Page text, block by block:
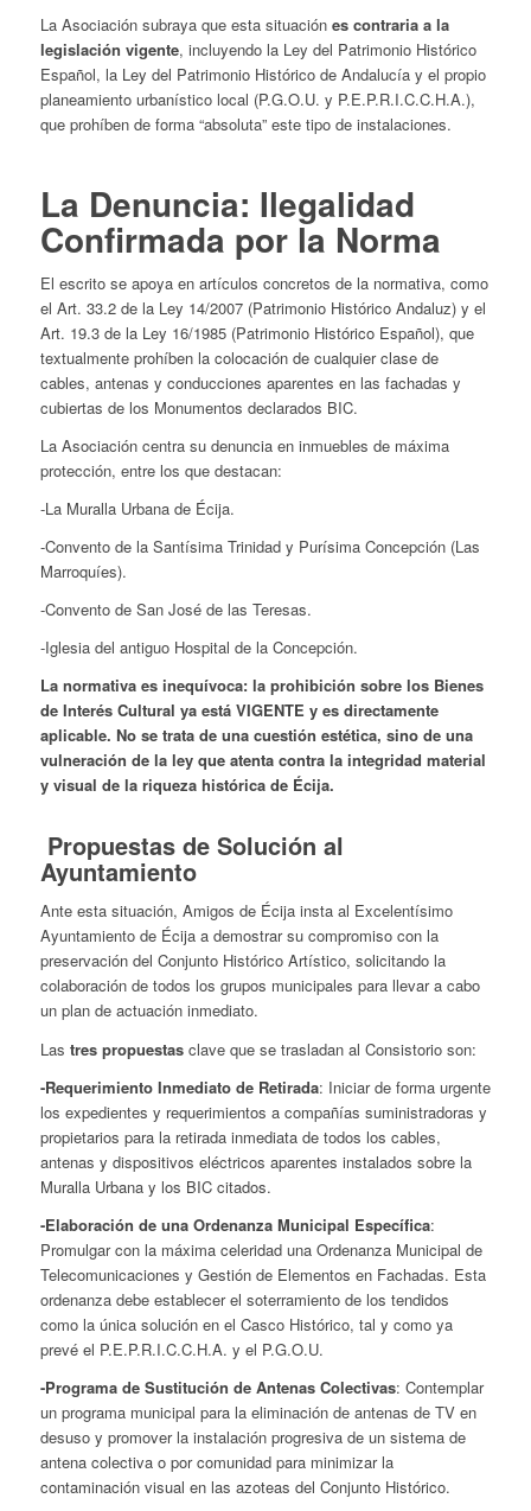
La Asociación subraya que esta situación es contraria a la
legislación vigente, incluyendo la Ley del Patrimonio Histórico
Español, la Ley del Patrimonio Histórico de Andalucía y el propio
planeamiento urbanístico local (P.G.O.U. y P.E.P.R.I.C.C.H.A.),
que prohíben de forma “absoluta” este tipo de instalaciones.
La Denuncia: Ilegalidad
Confirmada por la Norma
El escrito se apoya en artículos concretos de la normativa, como
el Art. 33.2 de la Ley 14/2007 (Patrimonio Histórico Andaluz) y el
Art. 19.3 de la Ley 16/1985 (Patrimonio Histórico Español), que
textualmente prohíben la colocación de cualquier clase de
cables, antenas y conducciones aparentes en las fachadas y
cubiertas de los Monumentos declarados BIC.
La Asociación centra su denuncia en inmuebles de máxima
protección, entre los que destacan:
-La Muralla Urbana de Écija.
-Convento de la Santísima Trinidad y Purísima Concepción (Las
Marroquíes).
-Convento de San José de las Teresas.
-Iglesia del antiguo Hospital de la Concepción.
La normativa es inequívoca: la prohibición sobre los Bienes
de Interés Cultural ya está VIGENTE y es directamente
aplicable. No se trata de una cuestión estética, sino de una
vulneración de la ley que atenta contra la integridad material
y visual de la riqueza histórica de Écija.
Propuestas de Solución al
Ayuntamiento
Ante esta situación, Amigos de Écija insta al Excelentísimo
Ayuntamiento de Écija a demostrar su compromiso con la
preservación del Conjunto Histórico Artístico, solicitando la
colaboración de todos los grupos municipales para llevar a cabo
un plan de actuación inmediato.
Las tres propuestasclave que se trasladan al Consistorio son:
-Requerimiento Inmediato de Retirada: Iniciar de forma urgente
los expedientes y requerimientos a compañías suministradoras y
propietarios para la retirada inmediata de todos los cables,
antenas y dispositivos eléctricos aparentes instalados sobre la
Muralla Urbana y los BIC citados.
-Elaboración de una Ordenanza Municipal Específica:
Promulgar con la máxima celeridad una Ordenanza Municipal de
Telecomunicaciones y Gestión de Elementos en Fachadas. Esta
ordenanza debe establecer el soterramiento de los tendidos
como la única solución en el Casco Histórico, tal y como ya
prevé el P.E.P.R.I.C.C.H.A. y el P.G.O.U.
-Programa de Sustitución de Antenas Colectivas: Contemplar
un programa municipal para la eliminación de antenas de TV en
desuso y promover la instalación progresiva de un sistema de
antena colectiva o por comunidad para minimizar la
contaminación visual en las azoteas del Conjunto Histórico.